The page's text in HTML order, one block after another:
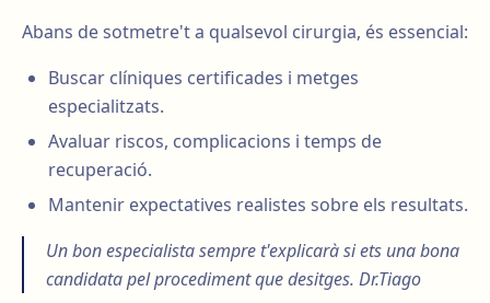
Abans de sotmetre't a qualsevol cirurgia, és essencial:
Buscar clíniques certificades i metges
especialitzats.
Avaluar riscos, complicacions i temps de
recuperació.
Mantenir expectatives realistes sobre els resultats.
Un bon especialista sempre t'explicarà si ets una bona
candidata pel procediment que desitges. Dr.Tiago